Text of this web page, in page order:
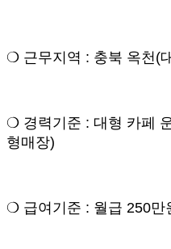
❍ 근무지역 : 충북 옥천(
❍ 경력기준 : 대형 카페
형매장)
❍ 급여기준 : 월급 250만